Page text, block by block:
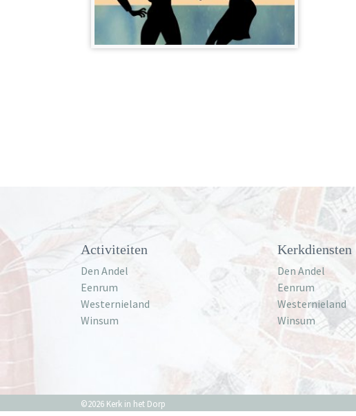
Activiteiten
Den Andel
Eenrum
Westernieland
Winsum
Kerkdiensten
Den Andel
Eenrum
Westernieland
Winsum
©2026 Kerk in het Dorp